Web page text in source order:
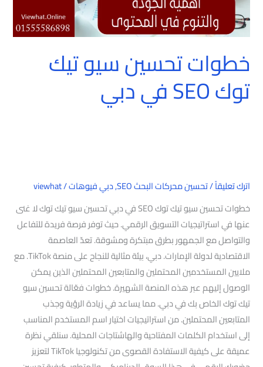
خطوات تحسين سيو تيك
توك SEO في دبي
اترك تعليقاً/تحسين محركات البحث SEO ,دبي فيوهات/
viewhat
خطوات تحسين سيو تيك توك SEO في دبي تحسين سيو تيك توك لا غنى
عنها في استراتيجيات التسويق الرقمي. حيث توفر فرصة فريدة للتفاعل
والتواصل مع الجمهور بطرق مبتكرة ومشوقة. تعدّ العاصمة
الاقتصادية لدولة الإمارات. دبي، بيئة مثالية للنجاح على منصة TikTok. مع
ملايين المستخدمين المحتملين والمتابعين المحتملين الذين يمكن
الوصول إليهم عبر هذه المنصة الشهيرة. خطوات فعّالة تحسين سيو
تيك توك الخاص بك في دبي. مما يساعد في زيادة الرؤية وجذب
المتابعين المحتملين. من استراتيجيات اختيار اسم المستخدم المناسب
إلى استخدام الكلمات المفتاحية والهاشتاجات المحلية. سنلقي نظرة
عميقة على كيفية الاستفادة القصوى من تكنولوجيا TikTok لتعزيز